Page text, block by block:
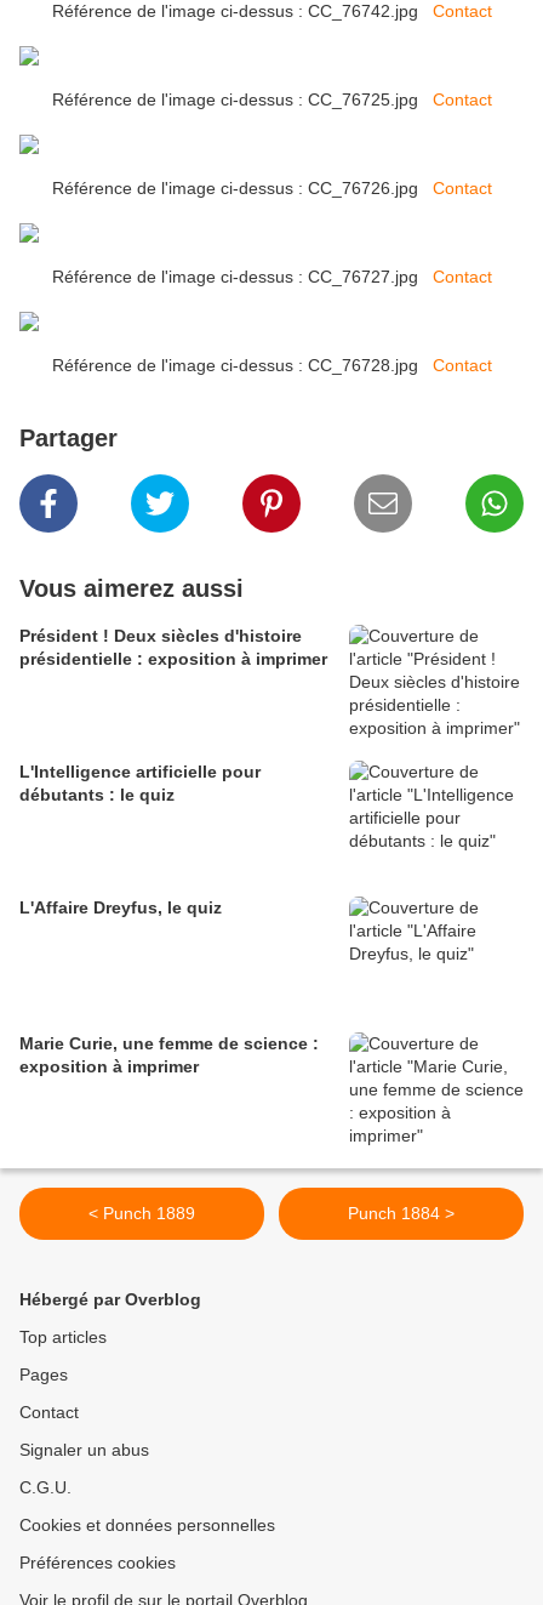
Référence de l'image ci-dessus : CC_76742.jpg Contact
Référence de l'image ci-dessus : CC_76725.jpg Contact
Référence de l'image ci-dessus : CC_76726.jpg Contact
Référence de l'image ci-dessus : CC_76727.jpg Contact
Référence de l'image ci-dessus : CC_76728.jpg Contact
Partager
Vous aimerez aussi
Président ! Deux siècles d'histoire
présidentielle : exposition à imprimer
L'Intelligence artificielle pour
débutants : le quiz
L'Affaire Dreyfus, le quiz
Marie Curie, une femme de science :
exposition à imprimer
< Punch 1889 Punch 1884 >
Hébergé par Overblog
Top articles
Pages
Contact
Signaler un abus
C.G.U.
Cookies et données personnelles
Préférences cookies
Voir le profil de sur le portail Overblog